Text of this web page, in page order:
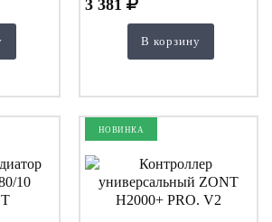
3 381
В корзину
НОВИНКА